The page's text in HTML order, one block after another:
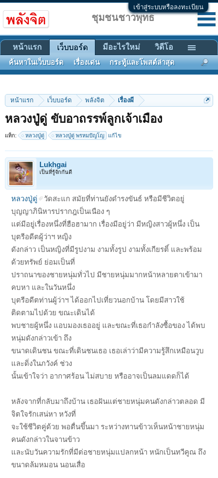
เข้าสู่ระบบหรือลงทะเบียน
หน้าแรก เว็บบอร์ด พลังจิต เรื่องผี
หลวงปู่ดู่ ขับอาถรรพ์ลูกเจ้าเมือง
แท็ก: หลวงปู่ดู่ หลวงปู่ดู่ พรหมปัญโญ แก้ไข
Lukhgai
เป็นที่รู้จักกันดี
หลวงปู่ดู่
วัดสะแก สมัยที่ท่านยังดำรงขันธ์ หรือมีชีวิตอยู่
บุญญาภินิหารปรากฎเป็นเนือง ๆ
แต่มีอยู่เรื่องหนึ่งที่ฮือฮามาก เรื่องมีอยู่ว่า มีหญิงสาวผู้หนึ่ง เป็น
บุตรีอดีตผู้ว่าฯ หญิง
ดังกล่าว เป็นหญิงที่มีรูปงาม งามทั้งรูป งามทั้งเกียรติ์ และพร้อม
ด้วยทรัพย์ ย่อมเป็นที่
ปราถนาของชายหนุ่มทั่วไป มีชายหนุ่มมากหน้าหลายตาเข้ามา
คบหา และในวันหนึ่ง
บุตรีอดีตท่านผู้ว่าฯ ได้ออกไปเที่ยวนอกบ้าน โดยมีสาวใช้
ติดตามไปด้วย ขณะเดินได้
พบชายผู้หนึ่ง แอบมองเธออยู่ และขณะที่เธอกำลังซื้อของ ได้พบ
หนุ่มดังกล่าวเข้า ถึง
ขนาดเดินชน ขณะที่เดินชนเธอ เธอเล่าว่ามีความรู้สึกเหมือนวูบ
และดิ่งในภวังค์ ช่วง
นั้นเข้าใจว่า อากาศร้อน ไม่สบาย หรืออาจเป็นลมแดดก็ได้
หลังจากที่กลับมาถึงบ้าน เธอฝันแต่ชายหนุ่มคนดังกล่าวตลอด มี
จิตใจรักเสน่หา หวังที่
จะใช้ชีวิตคู่ด้วย พอตื่นขึ้นมา ระหว่างทานข้าวเห็นหน้าชายหนุ่ม
คนดังกล่าวในจานข้าว
และนับวันความรักที่มีต่อชายหนุ่มแปลกหน้า หนักเป็นทวีคูณ ถึง
ขนาดล้มหมอน นอนเสื่อ
ชุมชนชาวพุทธ
หน้าแรก เว็บบอร์ด
ค้นหาในเว็บบอร์ด เรื่องเด่น กระทู้และโพสต์ล่าสุด
มีอะไรใหม่ วิดีโอ